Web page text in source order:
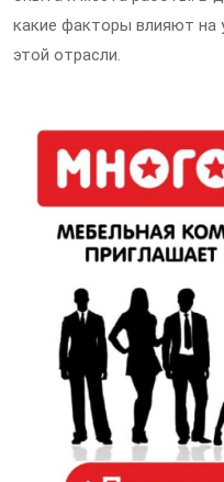
какие факторы влияют на
этой отрасли.